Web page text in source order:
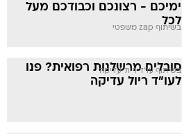
ימיכם - רצונכם וכבודכם מעל
לכל
בשיתוף zap משפטי
סובלים מרשלנות רפואית? פנו
לעו"ד ריול עדיקה
בשיתוף עו"ד ריול עדיקה